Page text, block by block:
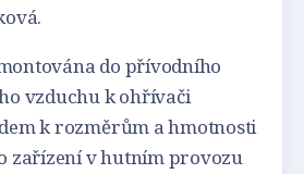
do přívodního
vzduchu k ohřívači
k rozměrům a hmotnosti
zařízení v hutním provozu